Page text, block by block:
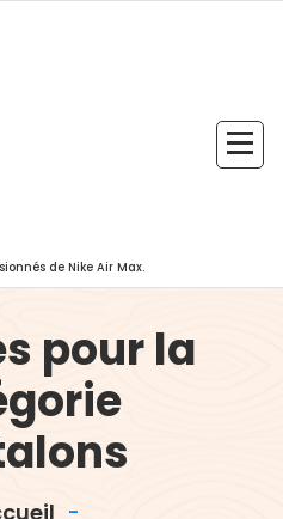
de Nike Air Max.
pour la
-